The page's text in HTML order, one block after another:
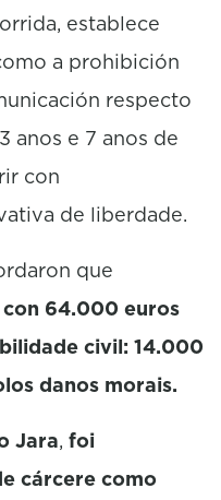
establece
a prohibición
respecto
anos e 7 anos de
con
de liberdade.
que
64.000 euros
civil: 14.000
danos morais.
Jara, foi
cárcere como